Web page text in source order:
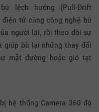
lệch hướng (Pull-Drift
tử cùng công nghệ bù
người lái, rồi theo dõi sự
giúp bù lại những thay đổi
mặt đường hoặc gió tạt
hệ thống Camera 360 độ